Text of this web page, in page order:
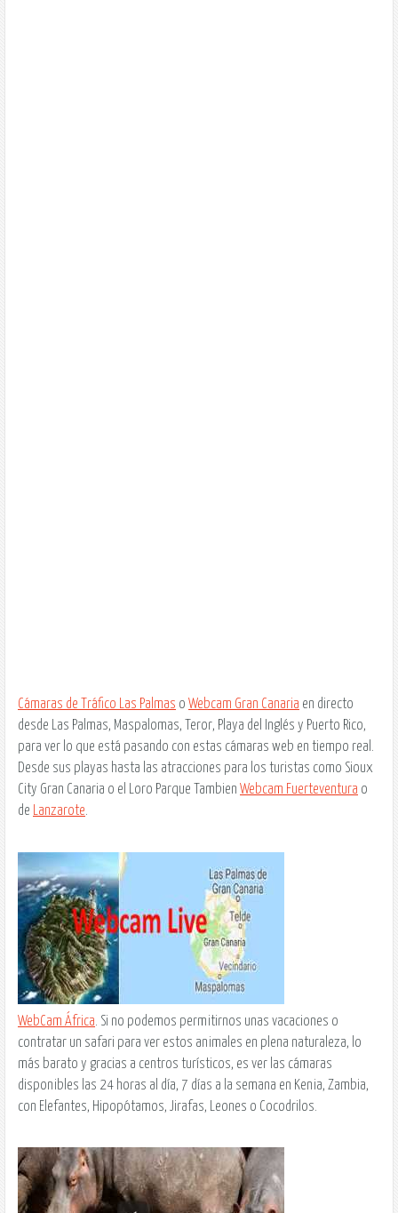
Cámaras de Tráfico Las Palmas o Webcam Gran Canaria en directo
desde Las Palmas, Maspalomas, Teror, Playa del Inglés y Puerto Rico,
para ver lo que está pasando con estas cámaras web en tiempo real.
Desde sus playas hasta las atracciones para los turistas como Sioux
City Gran Canaria o el Loro Parque Tambien Webcam Fuerteventura o
de
Lanzarote
WebCam África . Si no podemos permitirnos unas vacaciones o
contratar un safari para ver estos animales en plena naturaleza, lo
más barato y gracias a centros turísticos, es ver las cámaras
disponibles las 24 horas al día, 7 días a la semana en Kenia, Zambia,
con Elefantes, Hipopótamos, Jirafas, Leones o Cocodrilos.